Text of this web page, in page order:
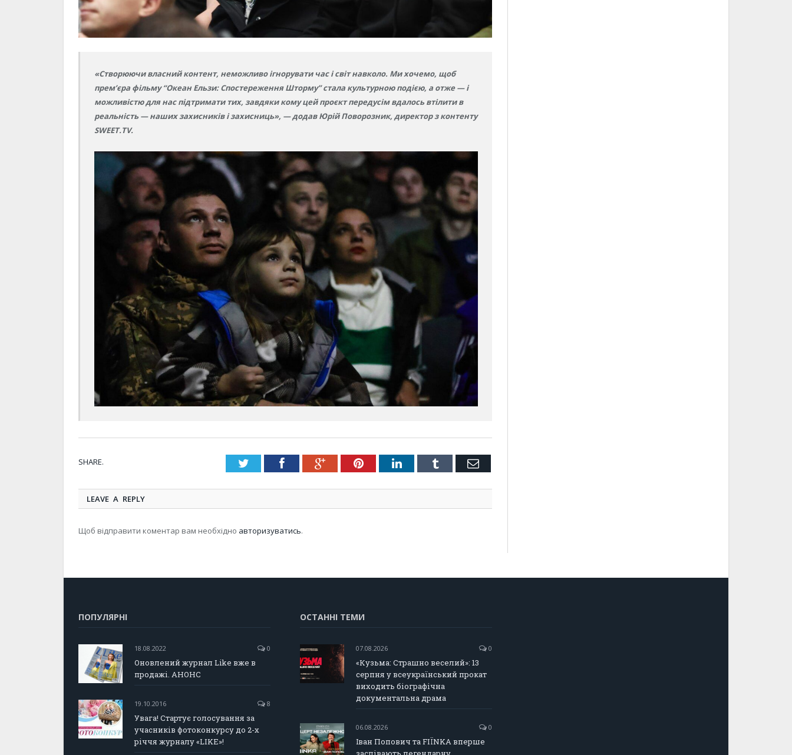
«Створюючи власний контент, неможливо ігнорувати час і світ навколо. Ми хочемо, щоб
прем’єра фільму “Океан Ельзи: Спостереження Шторму” стала культурною подією, а отже — і
можливістю для нас підтримати тих, завдяки кому цей проєкт передусім вдалось втілити в
реальність — наших захисників і захисниць», — додав Юрій Поворозник, директор з контенту
SWEET.TV.
SHARE. TwitterFacebookGoogle+PinterestLinkedInTumblr Email
LEAVE A REPLY
Щоб відправити коментар вам необхідно авторизуватись.
ПОПУЛЯРНІ
18.08.2022 0
Оновлений журнал Like вже в
продажі. АНОНС
19.10.2016 8
Увага! Стартує голосування за
учасників фотоконкурсу до 2-х
річчя журналу «LIKE»!
ОСТАННІ ТЕМИ
07.08.2026 0
«Кузьма: Страшно веселий»: 13
серпня у всеукраїнський прокат
виходить біографічна
документальна драма
06.08.2026 0
Іван Попович та FIÏNKA вперше